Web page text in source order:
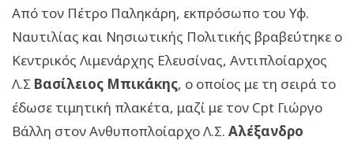
Από τον Πέτρο Παληκάρη, εκπρόσωπο του Υφ.
Ναυτιλίας και Νησιωτικής Πολιτικής βραβεύτηκε ο
Κεντρικός Λιμενάρχης Ελευσίνας, Αντιπλοίαρχος
Λ.Σ Βασίλειος Μπικάκης, ο οποίος με τη σειρά το
έδωσε τιμητική πλακέτα, μαζί με τον Cpt Γιώργο
Βάλλη στον Ανθυποπλοίαρχο Λ.Σ. Αλέξανδρο